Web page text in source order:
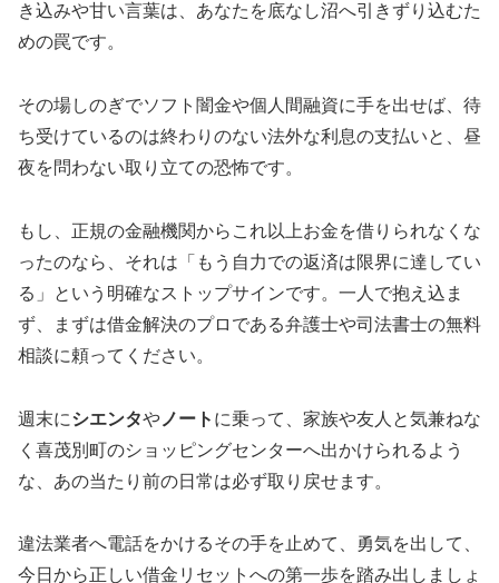
き込みや甘い言葉は、あなたを底なし沼へ引きずり込むた
めの罠です。
その場しのぎでソフト闇金や個人間融資に手を出せば、待
ち受けているのは終わりのない法外な利息の支払いと、昼
夜を問わない取り立ての恐怖です。
もし、正規の金融機関からこれ以上お金を借りられなくな
ったのなら、それは「もう自力での返済は限界に達してい
る」という明確なストップサインです。一人で抱え込ま
ず、まずは借金解決のプロである弁護士や司法書士の無料
相談に頼ってください。
週末にシエンタや ノート に乗って、家族や友人と気兼ねな
く喜茂別町のショッピングセンターへ出かけられるよう
な、あの当たり前の日常は必ず取り戻せます。
違法業者へ電話をかけるその手を止めて、勇気を出して、
今日から正しい借金リセットへの第一歩を踏み出しましょ